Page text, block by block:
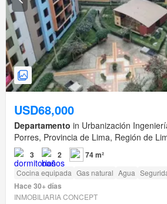
USD68,000
Departamento in Urbanización
Porres, Provincia de Lima, Región de
3 2 74 m²
Cocina equipada Gas natural Agua
Hace 30+ días
INMOBILIARIA CONCEPT